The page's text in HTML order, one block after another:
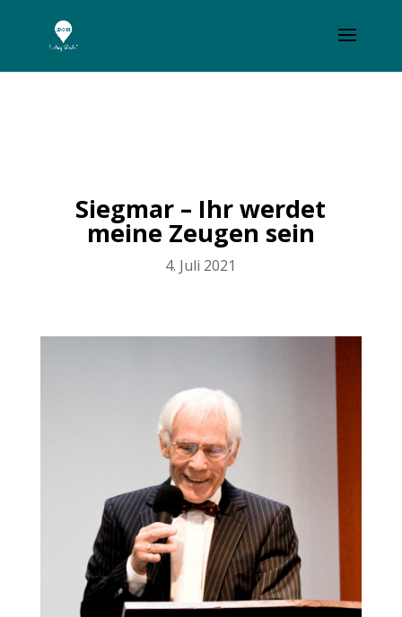
Siegmar – Ihr werdet
meine Zeugen sein
4. Juli 2021